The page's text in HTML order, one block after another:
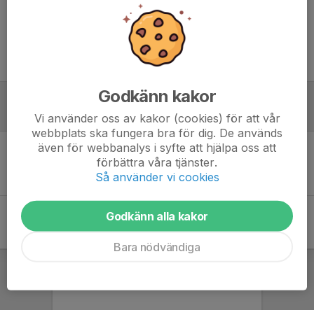
OBS! Torsdag kväll!
Vi behöver bilar för samåkning. Skriv att ni kan köra och hur många
spelare ni får plats med (ex Vera + 3)
Uppkast kl 19.
Referat
Inget referat skrivet
Godkänn kakor
Vi använder oss av kakor (cookies) för att vår
webbplats ska fungera bra för dig. De används
även för webbanalys i syfte att hjälpa oss att
förbättra våra tjänster.
Så använder vi cookies
Godkänn alla kakor
Bara nödvändiga